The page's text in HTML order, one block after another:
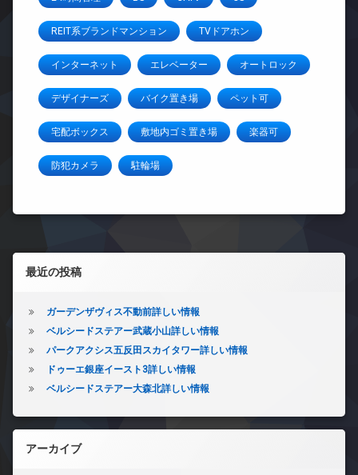
REIT系ブランドマンション TVドアホン
インターネット エレベーター オートロック
デザイナーズ バイク置き場 ペット可
宅配ボックス 敷地内ゴミ置き場 楽器可
防犯カメラ 駐輪場
左サイドバー
最近の投稿
ガーデンザヴィス不動前詳しい情報
ベルシードステアー武蔵小山詳しい情報
パークアクシス五反田スカイタワー詳しい情報
ドゥーエ銀座イースト3詳しい情報
ベルシードステアー大森北詳しい情報
アーカイブ